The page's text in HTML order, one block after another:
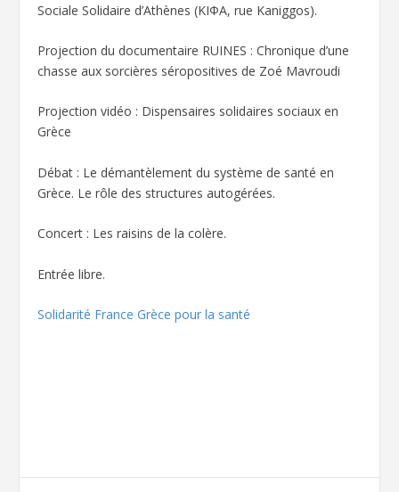
Sociale Solidaire d’Athènes (ΚΙΦΑ, rue Kaniggos).
Projection du documentaire RUINES : Chronique d’une
chasse aux sorcières séropositives de Zoé Mavroudi
Projection vidéo : Dispensaires solidaires sociaux en
Grèce
Débat : Le démantèlement du système de santé en
Grèce. Le rôle des structures autogérées.
Concert : Les raisins de la colère.
Entrée libre.
Solidarité France Grèce pour la santé